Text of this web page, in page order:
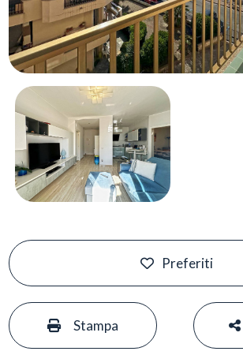
Preferiti
Stampa